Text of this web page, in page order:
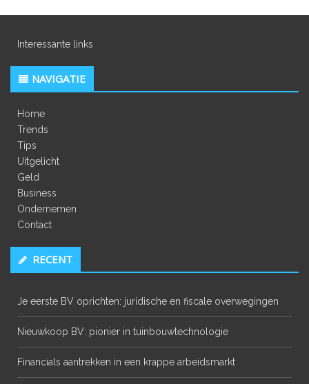
Interessante links
NAVIGATIE
Home
Trends
Tips
Uitgelicht
Geld
Business
Ondernemen
Contact
RECENT
Je eerste BV oprichten: juridische en fiscale overwegingen
Nieuwkoop BV: pionier in tuinbouwtechnologie
Financials aantrekken in een krappe arbeidsmarkt